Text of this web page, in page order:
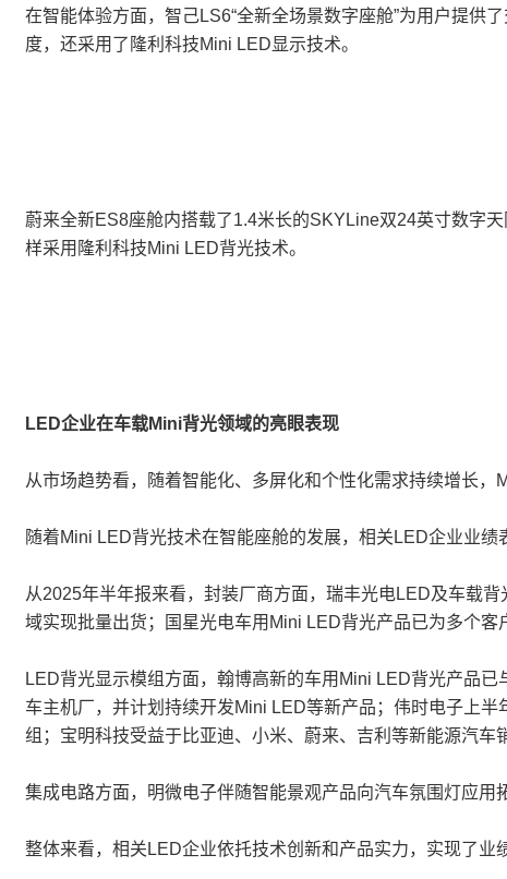
在智能体验方面，智己LS6“全新全场景数字座舱”为用户提供
度，还采用了隆利科技Mini LED显示技术。
蔚来全新ES8座舱内搭载了1.4米长的SKYLine双24英寸数字
样采用隆利科技Mini LED背光技术。
LED企业在车载Mini背光领域的亮眼表现
从市场趋势看，随着智能化、多屏化和个性化需求持续增长
随着Mini LED背光技术在智能座舱的发展，相关LED企业业绩
从2025年半年报来看，封装厂商方面，瑞丰光电LED及车载
域实现批量出货；国星光电车用Mini LED背光产品已为多个客
LED背光显示模组方面，翰博高新的车用Mini LED背光产品
车主机厂，并计划持续开发Mini LED等新产品；伟时电子上
组；宝明科技受益于比亚迪、小米、蔚来、吉利等新能源汽
集成电路方面，明微电子伴随智能景观产品向汽车氛围灯应
整体来看，相关LED企业依托技术创新和产品实力，实现了